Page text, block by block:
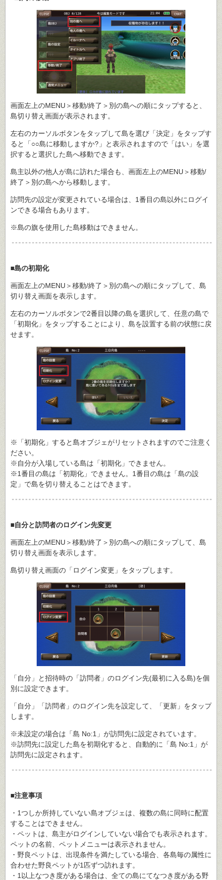
画面左上のMENU＞移動/終了＞別の島への順にタップすると、
島切り替え画面が表示されます。
左右のカーソルボタンをタップして島を選び「決定」をタップす
ると「○○島に移動しますか?」と表示されますので「はい」を選
択すると選択した島へ移動できます。
島主以外の他人が島に訪れた場合も、画面左上のMENU＞移動/
終了＞別の島へから移動します。
訪問先の設定が変更されている場合は、1番目の島以外にログイ
ンできる場合もあります。
※島の旗を使用した島移動はできません。
■島の初期化
画面左上のMENU＞移動/終了＞別の島への順にタップして、島
切り替え画面を表示します。
左右のカーソルボタンで2番目以降の島を選択して、任意の島で
「初期化」をタップすることにより、島を設置する前の状態に戻
せます。
※「初期化」すると島オブジェがリセットされますのでご注意く
ださい。
※自分が入場している島は「初期化」できません。
※1番目の島は「初期化」できません。1番目の島は「島の設
定」で島を切り替えることはできます。
■自分と訪問者のログイン先変更
画面左上のMENU＞移動/終了＞別の島への順にタップして、島
切り替え画面を表示します。
島切り替え画面の「ログイン変更」をタップします。
「自分」と招待時の「訪問者」のログイン先(最初に入る島)を個
別に設定できます。
「自分」「訪問者」のログイン先を設定して、「更新」をタップ
します。
※未設定の場合は「島 No:1」が訪問先に設定されています。
※訪問先に設定した島を初期化すると、自動的に「島 No:1」が
訪問先に設定されます。
■注意事項
・1つしか所持していない島オブジェは、複数の島に同時に配置
することはできません。
・ペットは、島主がログインしていない場合でも表示されます。
ペットの名前、ペットメニューは表示されません。
・野良ペットは、出現条件を満たしている場合、各島毎の属性に
合わせた野良ペットが1匹ずつ訪れます。
・1以上なつき度がある場合は、全ての島にてなつき度がある野